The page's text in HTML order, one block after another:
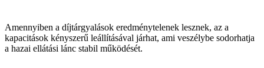
Amennyiben a díjtárgyalások eredménytelenek lesznek, az a
kapacitások kényszerű leállításával járhat, ami veszélybe sodorhatja
a hazai ellátási lánc stabil működését.